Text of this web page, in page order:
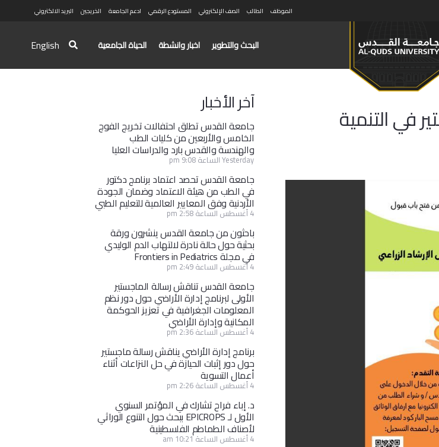
الموظف الطالب الصف الإلكتروني المستودع الرقمي ادعم الجامعة الخريجين البريد الالكتروني
البحث والتطوير اخبار وانشطة الحياة الجامعية English
في التنمية آخر الأخبار
جامعة القدس تطلق احتفالات تخريج الفوج
الخامس والأربعين من كليات الطب
والهندسة والقدس بارد والدراسات العليا
Yesterday الساعة 9:08 pm
جامعة القدس تحصد اعتماد برنامج دكتور
في الطب من هيئة الاعتماد وضمان الجودة
الأردنية وفق المعايير العالمية للتعليم الطبي
4 أغسطس الساعة 2:58 pm
باحثون من جامعة القدس ينشرون ورقة
بحثية حول حالة نادرة لالتهاب الدم الوليدي
في مجلة Frontiers in Pediatrics
4 أغسطس الساعة 2:49 pm
جامعة القدس تناقش رسالة الماجستير
الأولى لبرنامج إدارة الأراضي حول دور نظم
المعلومات الجغرافية في تعزيز الحوكمة
المكانية وإدارة الأراضي
4 أغسطس الساعة 2:36 pm
برنامج إدارة الأراضي يناقش رسالة ماجستير
حول دور إثبات الحيازة في حل النزاعات أثناء
أعمال التسوية
4 أغسطس الساعة 2:26 pm
د. إباء فراح تشارك في المؤتمر السنوي
الأول لـ EPICROPS ببحث حول التنوع الوراثي
لأصناف الطماطم الفلسطينية
4 أغسطس الساعة 10:21 am